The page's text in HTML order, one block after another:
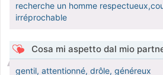
recherche un homme
irréprochable
Cosa mi aspetto dal mio
gentil, attentionné, drôle, généreux